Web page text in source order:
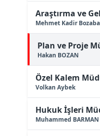
Araştırma ve
Mehmet Kadir Bozaba
Plan ve Proje
Hakan BOZAN
Özel Kalem
Volkan Aybek
Hukuk İşleri
Muhammed BARMAN